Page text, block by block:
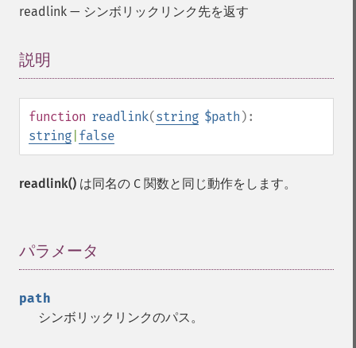
readlink — シンボリックリンク先を返す
説明
function readlink(string $path ):
string false
readlink() は同名の C 関数と同じ動作をします。
パラメータ
path
シンボリックリンクのパス。